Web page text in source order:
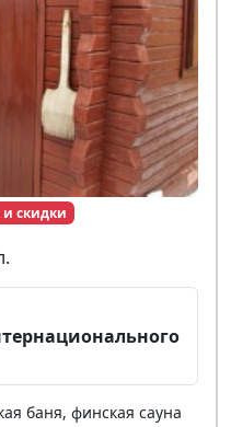
и скидки
баня, финская сауна